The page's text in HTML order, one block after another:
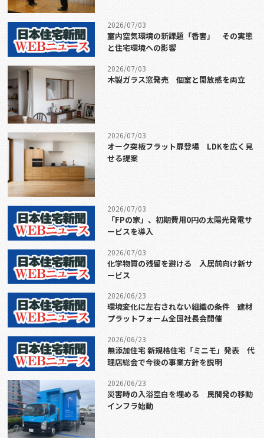
2026/07/03
室内空気環境の新課題「香害」 その実態
と住宅環境への影響
2026/07/03
木製ガラス窓発売 個室と開放感を両立
2026/07/03
オーク突板フラット扉登場 LDKを広く見
せる提案
2026/07/03
「FPの家」、初期費用0円の太陽光発電サ
ービスを導入
2026/07/03
化学物質の残留を避ける 入居前向け新サ
ービス
2026/06/23
環境変化に左右されない組織の条件 建材
プラットフォーム全国社長会開催
2026/06/23
無添加住宅 新規格住宅「ミニモ」発表 代
理店総会で今後の事業方針を説明
2026/06/23
災害時の入浴空白を埋める 民間発の移動
インフラ始動